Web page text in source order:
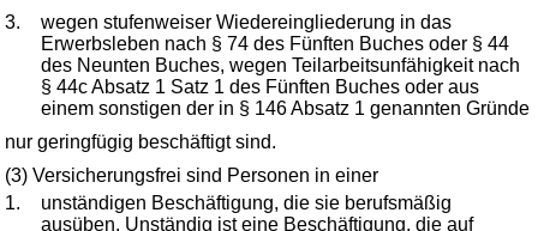
3.
wegen stufenweiser Wiedereingliederung in das
Erwerbsleben nach § 74 des Fünften Buches oder § 44
des Neunten Buches, wegen Teilarbeitsunfähigkeit nach
§ 44c Absatz 1 Satz 1 des Fünften Buches oder aus
einem sonstigen der in § 146 Absatz 1 genannten Gründe
nur geringfügig beschäftigt sind.
(3) Versicherungsfrei sind Personen in einer
1.
unständigen Beschäftigung, die sie berufsmäßig
ausüben. Unständig ist eine Beschäftigung, die auf